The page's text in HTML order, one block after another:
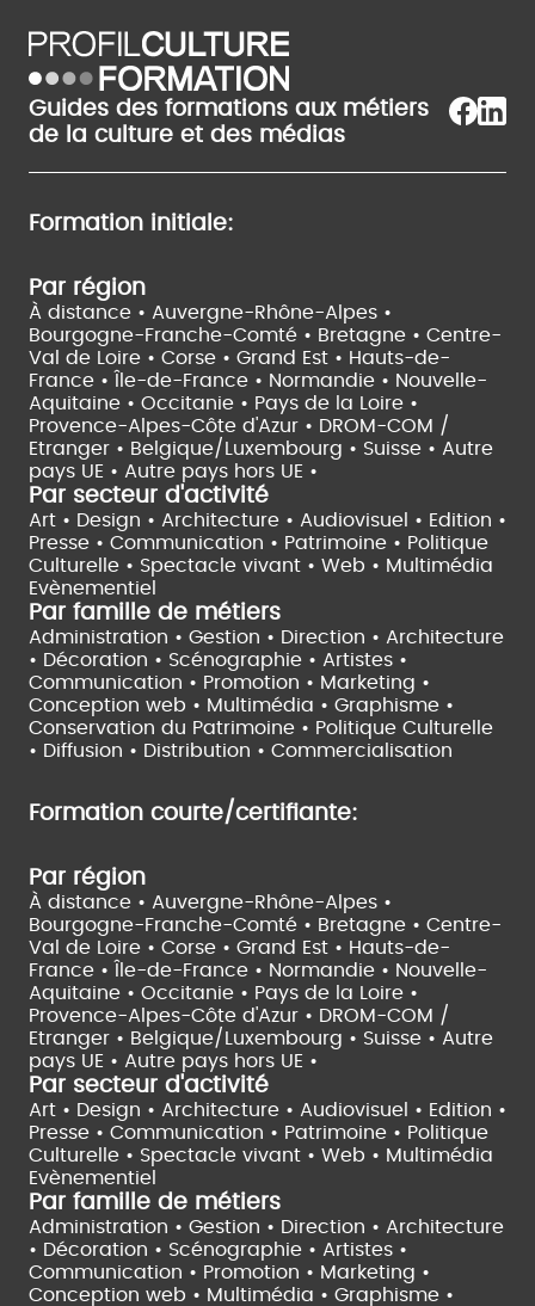
Guides des formations aux métiers
de la culture et des médias
Formation initiale:
Par région
À distance • Auvergne-Rhône-Alpes •
Bourgogne-Franche-Comté • Bretagne • Centre-
Val de Loire • Corse • Grand Est • Hauts-de-
France •
Île-de-France • Normandie • Nouvelle-
Aquitaine • Occitanie • Pays de la Loire •
Provence-Alpes-Côte d'Azur • DROM-COM /
Etranger • Belgique/Luxembourg • Suisse • Autre
pays UE • Autre pays hors UE •
Par secteur d'activité
Art • Design • Architecture • Audiovisuel • Edition •
Presse • Communication • Patrimoine • Politique
Culturelle • Spectacle vivant • Web • Multimédia
Evènementiel
Par famille de métiers
Administration • Gestion • Direction • Architecture
• Décoration • Scénographie • Artistes •
Communication • Promotion • Marketing •
Conception web • Multimédia • Graphisme •
Conservation du Patrimoine • Politique Culturelle
• Diffusion • Distribution • Commercialisation
Formation courte/certifiante:
Par région
À distance • Auvergne-Rhône-Alpes •
Bourgogne-Franche-Comté • Bretagne • Centre-
Val de Loire • Corse • Grand Est • Hauts-de-
France •
Île-de-France • Normandie • Nouvelle-
Aquitaine • Occitanie • Pays de la Loire •
Provence-Alpes-Côte d'Azur • DROM-COM /
Etranger • Belgique/Luxembourg • Suisse • Autre
pays UE • Autre pays hors UE •
Par secteur d'activité
Art • Design • Architecture • Audiovisuel • Edition •
Presse • Communication • Patrimoine • Politique
Culturelle • Spectacle vivant • Web • Multimédia
Evènementiel
Par famille de métiers
Administration • Gestion • Direction • Architecture
• Décoration • Scénographie • Artistes •
Communication • Promotion • Marketing •
Conception web • Multimédia • Graphisme •